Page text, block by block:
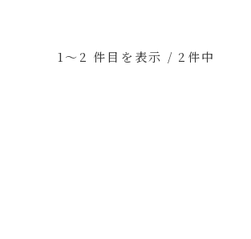
1～2 件目を表示 / 2件中